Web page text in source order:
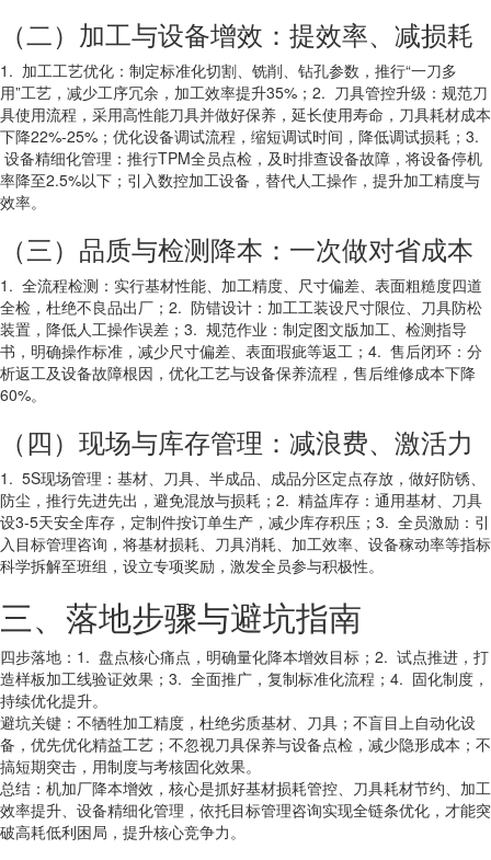
（二）加工与设备增效：提效率、减损耗
1. 加工工艺优化：制定标准化切割、铣削、钻孔参数，推行“一刀多
用”工艺，减少工序冗余，加工效率提升35%；2. 刀具管控升级：规范刀
具使用流程，采用高性能刀具并做好保养，延长使用寿命，刀具耗材成本
下降22%-25%；优化设备调试流程，缩短调试时间，降低调试损耗；3.
设备精细化管理：推行TPM全员点检，及时排查设备故障，将设备停机
率降至2.5%以下；引入数控加工设备，替代人工操作，提升加工精度与
效率。
（三）品质与检测降本：一次做对省成本
1. 全流程检测：实行基材性能、加工精度、尺寸偏差、表面粗糙度四道
全检，杜绝不良品出厂；2. 防错设计：加工工装设尺寸限位、刀具防松
装置，降低人工操作误差；3. 规范作业：制定图文版加工、检测指导
书，明确操作标准，减少尺寸偏差、表面瑕疵等返工；4. 售后闭环：分
析返工及设备故障根因，优化工艺与设备保养流程，售后维修成本下降
60%。
（四）现场与库存管理：减浪费、激活力
1. 5S现场管理：基材、刀具、半成品、成品分区定点存放，做好防锈、
防尘，推行先进先出，避免混放与损耗；2. 精益库存：通用基材、刀具
设3-5天安全库存，定制件按订单生产，减少库存积压；3. 全员激励：引
入目标管理咨询，将基材损耗、刀具消耗、加工效率、设备稼动率等指标
科学拆解至班组，设立专项奖励，激发全员参与积极性。
三、落地步骤与避坑指南
四步落地：1. 盘点核心痛点，明确量化降本增效目标；2. 试点推进，打
造样板加工线验证效果；3. 全面推广，复制标准化流程；4. 固化制度，
持续优化提升。
避坑关键：不牺牲加工精度，杜绝劣质基材、刀具；不盲目上自动化设
备，优先优化精益工艺；不忽视刀具保养与设备点检，减少隐形成本；不
搞短期突击，用制度与考核固化效果。
总结：机加厂降本增效，核心是抓好基材损耗管控、刀具耗材节约、加工
效率提升、设备精细化管理，依托目标管理咨询实现全链条优化，才能突
破高耗低利困局，提升核心竞争力。